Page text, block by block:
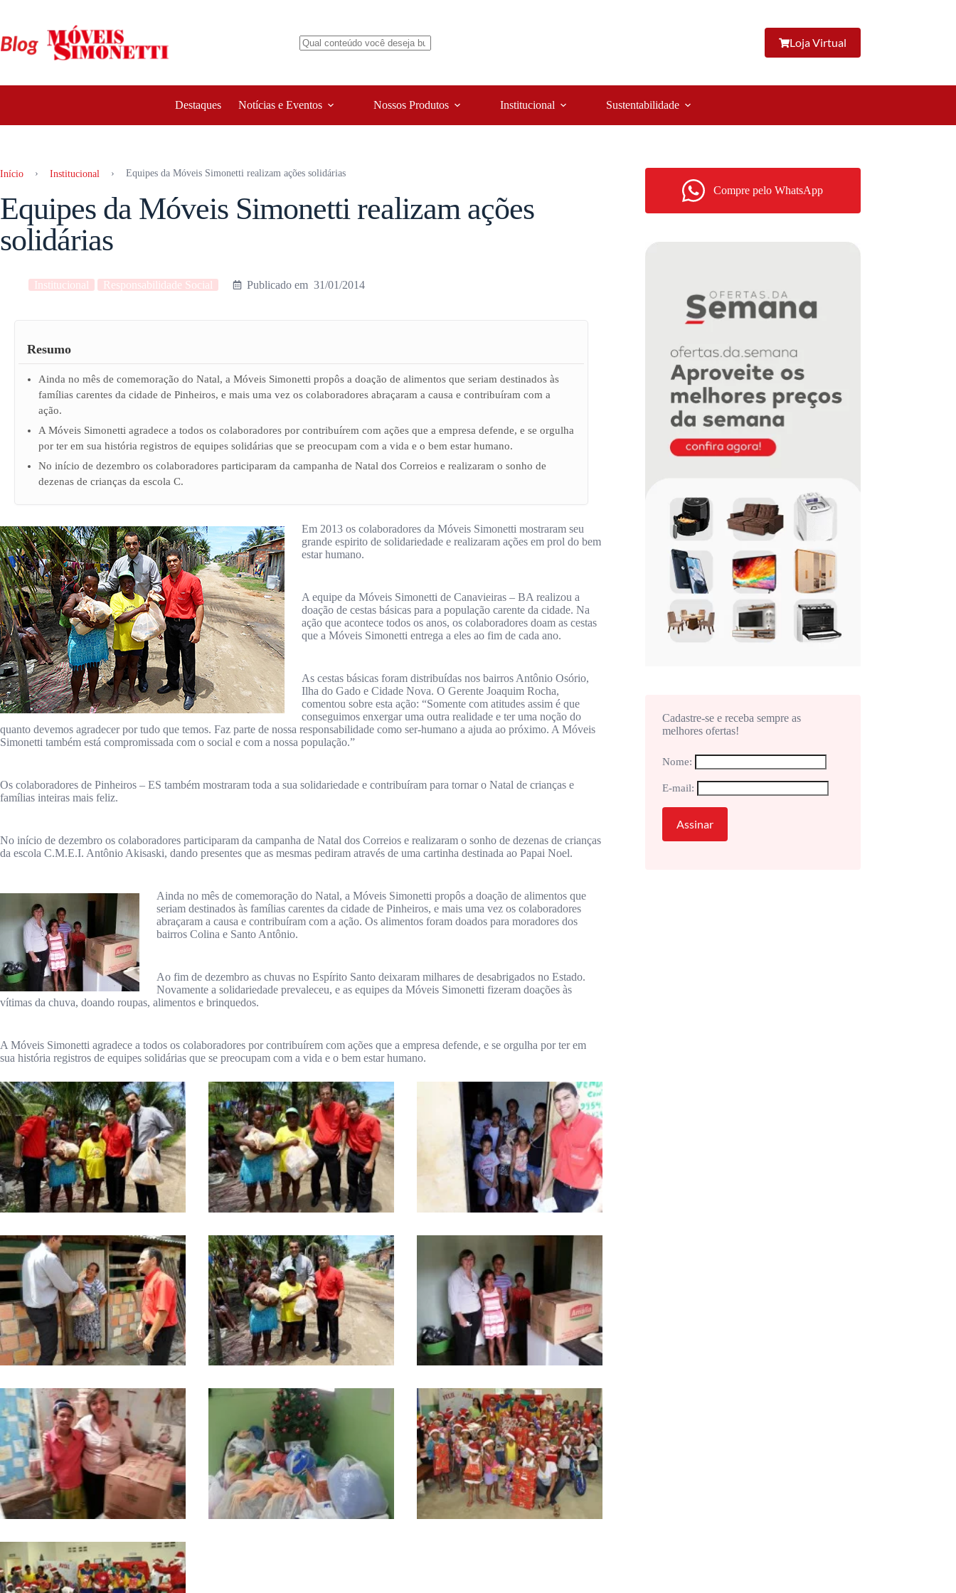
conteúdo
Loja Virtual
Destaques Notícias e Eventos Nossos Produtos Institucional Sustentabilidade
Início › Institucional › Equipes da Móveis Simonetti realizam ações solidárias
Equipes da Móveis Simonetti realizam ações
solidárias
Institucional Responsabilidade Social 31/01/2014
Resumo
Ainda no mês de comemoração do Natal, a Móveis Simonetti propôs a doação de alimentos que seriam destinados às
famílias carentes da cidade de Pinheiros, e mais uma vez os colaboradores abraçaram a causa e contribuíram com a
ação.
A Móveis Simonetti agradece a todos os colaboradores por contribuírem com ações que a empresa defende, e se orgulha
por ter em sua história registros de equipes solidárias que se preocupam com a vida e o bem estar humano.
No início de dezembro os colaboradores participaram da campanha de Natal dos Correios e realizaram o sonho de
dezenas de crianças da escola C.
Em 2013 os colaboradores da Móveis Simonetti mostraram seu
grande espirito de solidariedade e realizaram ações em prol do bem
estar humano.
A equipe da Móveis Simonetti de Canavieiras – BA realizou a
doação de cestas básicas para a população carente da cidade. Na
ação que acontece todos os anos, os colaboradores doam as cestas
que a Móveis Simonetti entrega a eles ao fim de cada ano.
As cestas básicas foram distribuídas nos bairros Antônio Osório,
Ilha do Gado e Cidade Nova. O Gerente Joaquim Rocha,
comentou sobre esta ação: “Somente com atitudes assim é que
conseguimos enxergar uma outra realidade e ter uma noção do
quanto devemos agradecer por tudo que temos. Faz parte de nossa responsabilidade como ser-humano a ajuda ao próximo. A Móveis
Simonetti também está compromissada com o social e com a nossa população.”
Os colaboradores de Pinheiros – ES também mostraram toda a sua solidariedade e contribuíram para tornar o Natal de crianças e
famílias inteiras mais feliz.
No início de dezembro os colaboradores participaram da campanha de Natal dos Correios e realizaram o sonho de dezenas de crianças
da escola C.M.E.I. Antônio Akisaski, dando presentes que as mesmas pediram através de uma cartinha destinada ao Papai Noel.
Ainda no mês de comemoração do Natal, a Móveis Simonetti propôs a doação de alimentos que
seriam destinados às famílias carentes da cidade de Pinheiros, e mais uma vez os colaboradores
abraçaram a causa e contribuíram com a ação. Os alimentos foram doados para moradores dos
bairros Colina e Santo Antônio.
Ao fim de dezembro as chuvas no Espírito Santo deixaram milhares de desabrigados no Estado.
Novamente a solidariedade prevaleceu, e as equipes da Móveis Simonetti fizeram doações às
vítimas da chuva, doando roupas, alimentos e brinquedos.
A Móveis Simonetti agradece a todos os colaboradores por contribuírem com ações que a empresa defende, e se orgulha por ter em
sua história registros de equipes solidárias que se preocupam com a vida e o bem estar humano.
Compre pelo WhatsApp
Cadastre-se e receba sempre as
melhores ofertas!
Nome:
E-mail: